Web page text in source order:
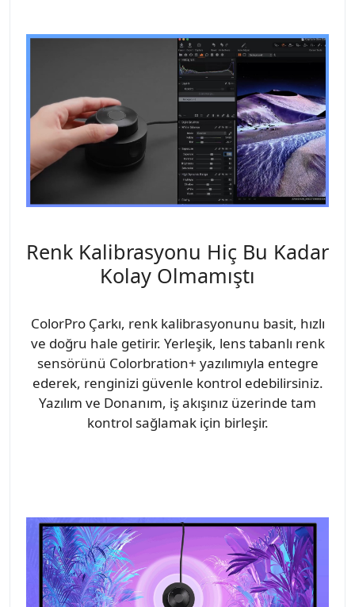
Renk Kalibrasyonu Hiç Bu Kadar
Kolay Olmamıştı
ColorPro Çarkı, renk kalibrasyonunu basit, hızlı
ve doğru hale getirir. Yerleşik, lens tabanlı renk
sensörünü Colorbration+ yazılımıyla entegre
ederek, renginizi güvenle kontrol edebilirsiniz.
Yazılım ve Donanım, iş akışınız üzerinde tam
kontrol sağlamak için birleşir.